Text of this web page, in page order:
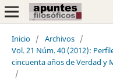
Inicio / Archivos /
Vol. 21 Núm. 40 (2012):
cincuenta años de Verdad y
/